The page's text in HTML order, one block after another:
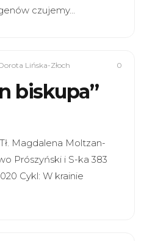
czujemy…
Lińska-Złoch 0
biskupa”
Magdalena Moltzan-
Prószyński i S-ka 383
Cykl: W krainie